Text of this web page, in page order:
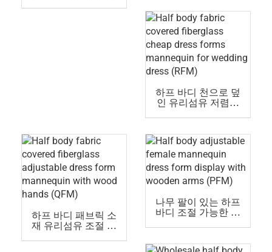
하프 바디 천으로 덮
인 유리섬유 저렴한
하프 바디 패브릭 소
재 유리섬유 조절 가
나무 팔이 있는 하프
바디 조절 가능한 여